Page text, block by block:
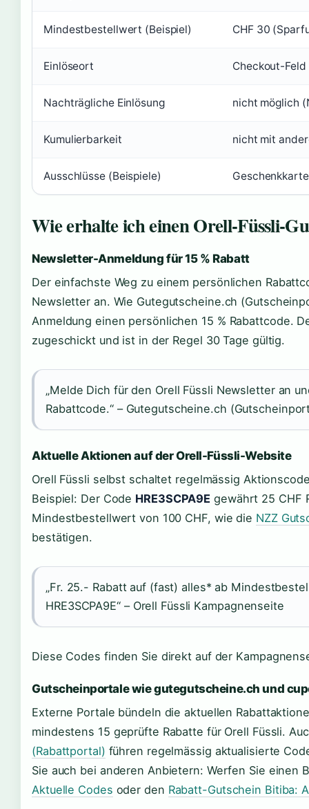
Mindestbestellwert (Beispiel) CHF 30
Einlöseort Checkout-Feld
Nachträgliche Einlösung nicht möglich
Kumulierbarkeit nicht mit
Ausschlüsse (Beispiele)
Wie erhalte ich einen Orell-Füssli-
Newsletter-Anmeldung für 15 % Rabatt
Der einfachste Weg zu einem persönlichen
Newsletter an. Wie Gutegutscheine.ch
Anmeldung einen persönlichen 15 % Rabattcode.
zugeschickt und ist in der Regel 30 Tage gültig.
„Melde Dich für den Orell Füssli Newsletter an
Rabattcode.“ – Gutegutscheine.ch
Aktuelle Aktionen auf der Orell-Füssli-Website
Orell Füssli selbst schaltet regelmässig
Beispiel: Der Code HRE3SCPA9E gewährt 25 CHF
Mindestbestellwert von 100 CHF, wie die NZZ
bestätigen.
„Fr. 25.- Rabatt auf (fast) alles* ab
HRE3SCPA9E“ – Orell Füssli Kampagnenseite
Diese Codes finden Sie direkt auf der
Gutscheinportale wie gutegutscheine.ch und
Externe Portale bündeln die aktuellen
mindestens 15 geprüfte Rabatte für Orell Füssli.
(Rabattportal) führen regelmässig aktualisierte
Sie auch bei anderen Anbietern: Werfen Sie einen
Aktuelle Codes oder den Rabatt-Gutschein Bitiba: